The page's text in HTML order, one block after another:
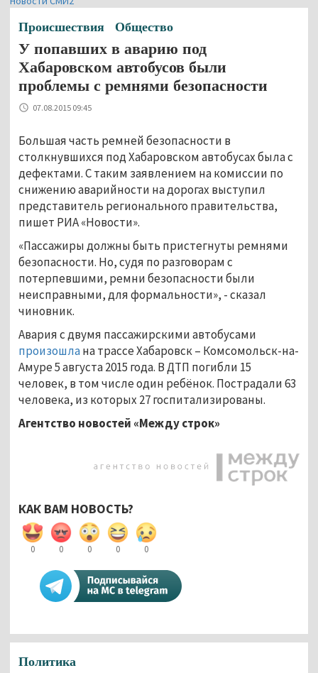
Происшествия Общество
У попавших в аварию под
Хабаровском автобусов были
проблемы с ремнями безопасности
07.08.2015 09:45
Большая часть ремней безопасности в
столкнувшихся под Хабаровском автобусах была с
дефектами. С таким заявлением на комиссии по
снижению аварийности на дорогах выступил
представитель регионального правительства,
пишет РИА «Новости».
«Пассажиры должны быть пристегнуты ремнями
безопасности. Но, судя по разговорам с
потерпевшими, ремни безопасности были
неисправными, для формальности», - сказал
чиновник.
Авария с двумя пассажирскими автобусами
произошлана трассе Хабаровск – Комсомольск-на-
Амуре 5 августа 2015 года. В ДТП погибли 15
человек, в том числе один ребёнок. Пострадали 63
человека, из которых 27 госпитализированы.
Агентство новостей «Между строк»
КАК ВАМ НОВОСТЬ?
0 0 0 0 0
Политика